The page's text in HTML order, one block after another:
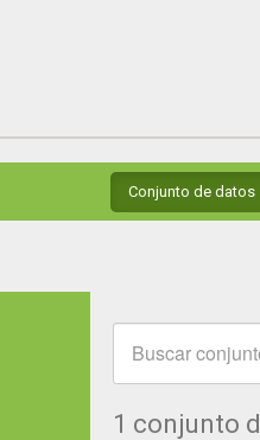
Conjunto de datos
1 conjunto